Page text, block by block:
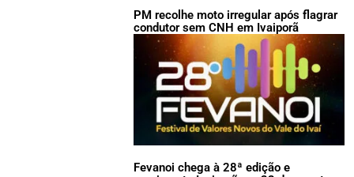
PM recolhe moto irregular após flagrar
condutor sem CNH em Ivaiporã
Fevanoi chega à 28ª edição e